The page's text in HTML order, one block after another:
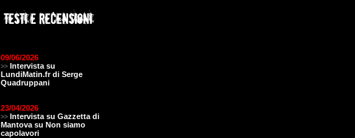
09/06/2026
>> Intervista su
LundiMatin.fr di Serge
Quadruppani
23/04/2026
>> Intervista su Gazzetta di
Mantova su Non siamo
capolavori